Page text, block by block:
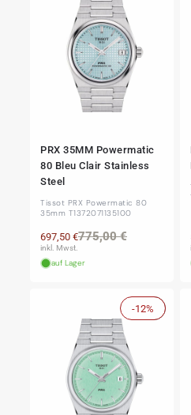
PRX 35MM Powermatic
80 Bleu Clair Stainless
Steel
Tissot PRX Powermatic 80
35mm T1372071135100
Normaler
775,00 €
697,50 €
inkl. Mwst.
auf Lager
Sale
-12%